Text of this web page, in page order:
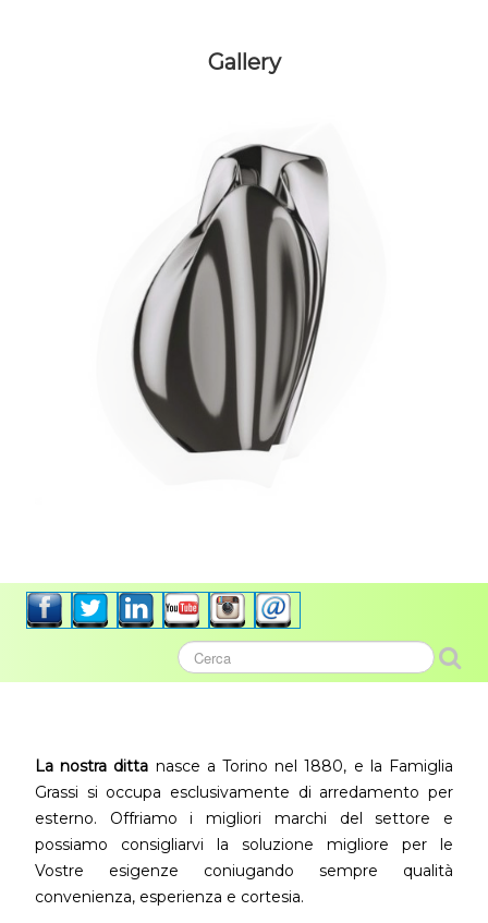
Gallery
La nostra ditta nasce a Torino nel 1880, e la Famiglia
Grassi si occupa esclusivamente di arredamento per
esterno. Offriamo i migliori marchi del settore e
possiamo consigliarvi la soluzione migliore per le
Vostre esigenze coniugando sempre qualità
convenienza, esperienza e cortesia.